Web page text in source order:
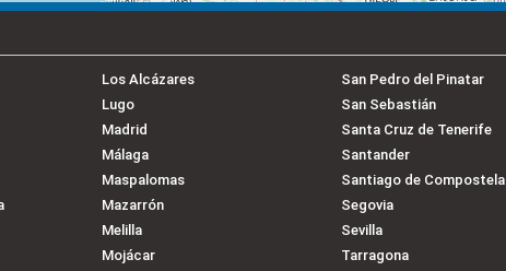
Los Alcázares
Lugo
Madrid
Málaga
Maspalomas
Mazarrón
Melilla
Mojácar
San Pedro del Pinatar
San Sebastián
Santa Cruz de Tenerife
Santander
Santiago de Compostela
Segovia
Sevilla
Tarragona